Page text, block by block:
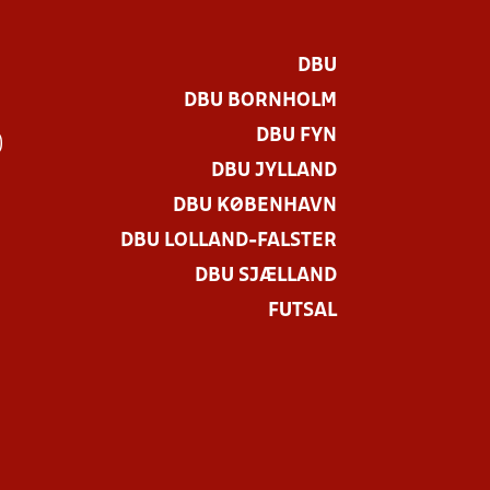
DBU
DBU BORNHOLM
DBU FYN
DBU JYLLAND
DBU KØBENHAVN
DBU LOLLAND-FALSTER
DBU SJÆLLAND
FUTSAL